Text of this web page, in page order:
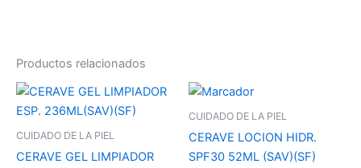
Productos relacionados
CUIDADO DE LA PIEL
CERAVE GEL LIMPIADOR
CUIDADO DE LA PIEL
CERAVE LOCION HIDR.
SPF30 52ML (SAV)(SF)